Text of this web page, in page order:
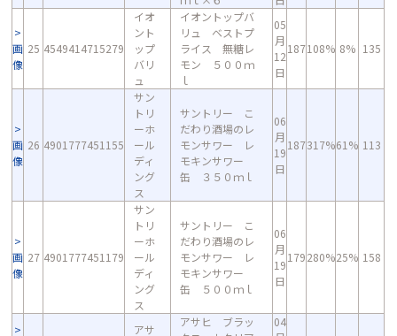
画
像
25 4549414715279
イオ
ント
ップ
バリ
ュ
イオントップバ
リュ ベストプ
ライス 無糖レ
モン ５００ｍ
ｌ
05
月
12
日
187108% 8% 135
画
像
26 4901777451155
サン
トリ
ーホ
ール
ディ
ング
ス
サントリー こ
だわり酒場のレ
モンサワー レ
モキンサワー
缶 ３５０ｍｌ
06
月
19
日
187317%61% 113
画
像
27 4901777451179
サン
トリ
ーホ
ール
ディ
ング
ス
サントリー こ
だわり酒場のレ
モンサワー レ
モキンサワー
缶 ５００ｍｌ
06
月
19
日
179280%25% 158
アサ
アサヒ ブラッ
04